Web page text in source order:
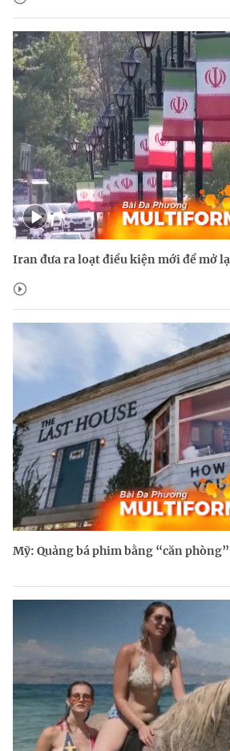
Iran đưa ra loạt điều kiện mới để mở
Mỹ: Quảng bá phim bằng “căn